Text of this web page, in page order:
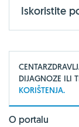
Iskoristite
DIJAGNOZE ILI
KORIŠTENJA.
O portalu